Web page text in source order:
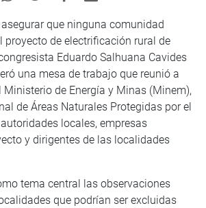
que ninguna comunidad
proyecto de electrificación rural de
Eduardo Salhuana Cavides
una mesa de trabajo que reunió a
Ministerio de Energía y Minas (Minem),
de Áreas Naturales Protegidas por el
locales, empresas
y dirigentes de las localidades
tema central las observaciones
que podrían ser excluidas